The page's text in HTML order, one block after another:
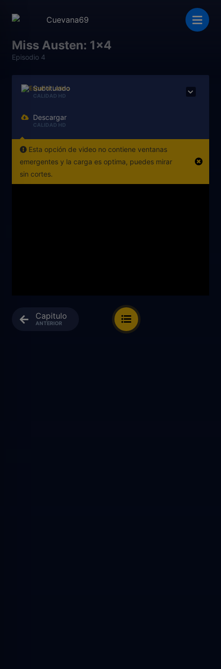
Miss Austen: 1x4
Episodio 4
Subtitulado
CALIDAD HD
Descargar
CALIDAD HD
Esta opción de video no contiene ventanas
emergentes y la carga es optima, puedes mirar
sin cortes.
Capitulo
ANTERIOR